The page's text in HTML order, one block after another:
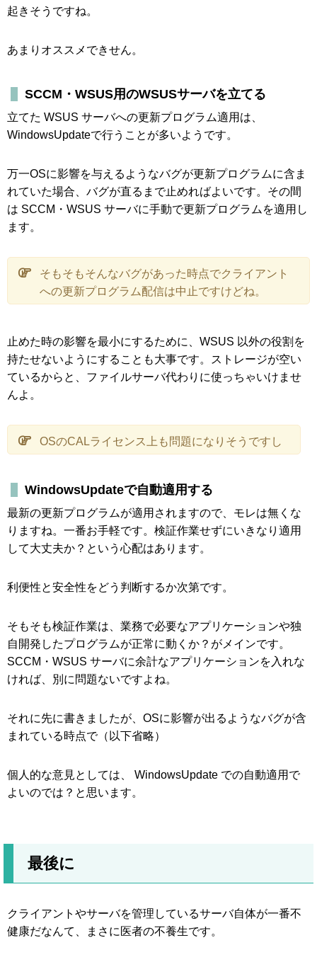
起きそうですね。
あまりオススメできせん。
SCCM・WSUS用のWSUSサーバを立てる
立てた WSUS サーバへの更新プログラム適用は、
WindowsUpdateで行うことが多いようです。
万一OSに影響を与えるようなバグが更新プログラムに含ま
れていた場合、バグが直るまで止めればよいです。その間
は SCCM・WSUS サーバに手動で更新プログラムを適用し
ます。
そもそもそんなバグがあった時点でクライアント
への更新プログラム配信は中止ですけどね。
止めた時の影響を最小にするために、WSUS 以外の役割を
持たせないようにすることも大事です。ストレージが空い
ているからと、ファイルサーバ代わりに使っちゃいけませ
んよ。
OSのCALライセンス上も問題になりそうですし
WindowsUpdateで自動適用する
最新の更新プログラムが適用されますので、モレは無くな
りますね。一番お手軽です。検証作業せずにいきなり適用
して大丈夫か？という心配はあります。
利便性と安全性をどう判断するか次第です。
そもそも検証作業は、業務で必要なアプリケーションや独
自開発したプログラムが正常に動くか？がメインです。
SCCM・WSUS サーバに余計なアプリケーションを入れな
ければ、別に問題ないですよね。
それに先に書きましたが、OSに影響が出るようなバグが含
まれている時点で（以下省略）
個人的な意見としては、 WindowsUpdate での自動適用で
よいのでは？と思います。
最後に
クライアントやサーバを管理しているサーバ自体が一番不
健康だなんて、まさに医者の不養生です。